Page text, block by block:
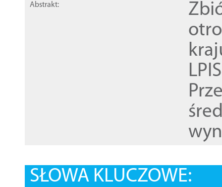
Abstrakt:
SŁOWA KLUCZOWE: